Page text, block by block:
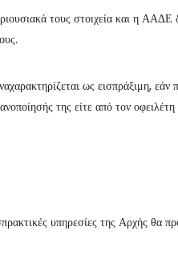
τους στοιχεία και η ΑΑΔΕ
ως εισπράξιμη, εάν
της είτε από τον οφειλέτη
υπηρεσίες της Αρχής θα